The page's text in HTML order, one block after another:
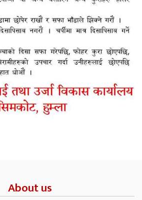
About us